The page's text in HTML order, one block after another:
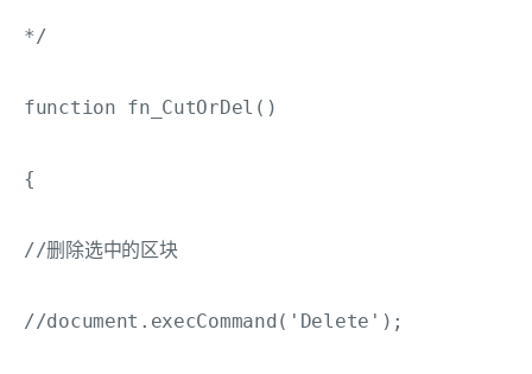
*/
function fn_CutOrDel()
{
//删除选中的区块
//document.execCommand('Delete');